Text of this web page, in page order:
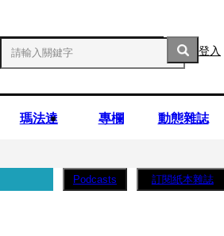
登入
瑪法達 專欄 動態雜誌
Podcasts 訂閱紙本雜誌